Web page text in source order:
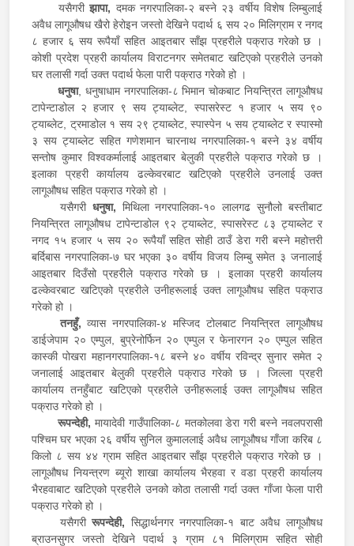
यसैगरीझापा, दमक नगरपालिका-२ बस्ने २३ वर्षीय विशेष लिम्बुलाई
अवैध लागूऔषध खैरो हेरोइन जस्तो देखिने पदार्थ ६ सय २० मिलिग्राम र नगद
८ हजार ६ सय रूपैयाँ सहित आइतबार साँझ प्रहरीले पक्राउ गरेको छ ।
कोशी प्रदेश प्रहरी कार्यालय विराटनगर समेतबाट खटिएको प्रहरीले उनको
घर तलासी गर्दा उक्त पदार्थ फेला पारी पक्राउ गरेको हो ।
धनुषा, धनुषाधाम नगरपालिका-८ भिमान चोकबाट नियन्त्रित लागूऔषध
टापेन्टाडोल २ हजार ९ सय ट्याब्लेट, स्पासरेस्ट १ हजार ५ सय ९०
ट्याब्लेट, ट्रमाडोल १ सय २९ ट्याब्लेट, स्पास्पेन ५ सय ट्याब्लेट र स्पास्मो
३ सय ट्याब्लेट सहित गणेशमान चारनाथ नगरपालिका-१ बस्ने ३४ वर्षीय
सन्तोष कुमार विश्वकर्मालाई आइतबार बेलुकी प्रहरीले पक्राउ गरेको छ ।
इलाका प्रहरी कार्यालय ढल्केवरबाट खटिएको प्रहरीले उनलाई उक्त
लागूऔषध सहित पक्राउ गरेको हो ।
यसैगरी धनुषा, मिथिला नगरपालिका-१० लालगढ सुनौलो बस्तीबाट
नियन्त्रित लागूऔषध टापेन्टाडोल ९२ ट्याब्लेट, स्पासरेस्ट ८३ ट्याब्लेट र
नगद १५ हजार ५ सय २० रूपैयाँ सहित सोही ठाउँ डेरा गरी बस्ने महोत्तरी
बर्दिबास नगरपालिका-७ घर भएका ३० वर्षीय विजय लिम्बु समेत ३ जनालाई
आइतबार दिउँसो प्रहरीले पक्राउ गरेको छ । इलाका प्रहरी कार्यालय
ढल्केवरबाट खटिएको प्रहरीले उनीहरूलाई उक्त लागूऔषध सहित पक्राउ
गरेको हो ।
तनहुँ,व्यास नगरपालिका-४ मस्जिद टोलबाट नियन्त्रित लागूऔषध
डाईजेपाम २० एम्पुल, बुप्रेनोर्फिन २० एम्पुल र फेनारगन २० एम्पुल सहित
कास्की पोखरा महानगरपालिका-१८ बस्ने ४० वर्षीय रविन्द्र सुनार समेत २
जनालाई आइतबार बेलुकी प्रहरीले पक्राउ गरेको छ । जिल्ला प्रहरी
कार्यालय तनहुँबाट खटिएको प्रहरीले उनीहरूलाई उक्त लागूऔषध सहित
पक्राउ गरेको हो ।
रूपन्देही, मायादेवी गाउँपालिका-८ मतकोलवा डेरा गरी बस्ने नवलपरासी
पश्चिम घर भएका २६ वर्षीय सुनिल कुमाललाई अवैध लागूऔषध गाँजा करिब ८
किलो ८ सय ४४ ग्राम सहित आइतबार साँझ प्रहरीले पक्राउ गरेको छ ।
लागूऔषध नियन्त्रण ब्यूरो शाखा कार्यालय भैरहवा र वडा प्रहरी कार्यालय
भैरहवाबाट खटिएको प्रहरीले उनको कोठा तलासी गर्दा उक्त गाँजा फेला पारी
पक्राउ गरेको हो ।
यसैगरीरूपन्देही, सिद्धार्थनगर नगरपालिका-१ बाट अवैध लागूऔषध
ब्राउनसुगर जस्तो देखिने पदार्थ ३ ग्राम ८१ मिलिग्राम सहित सोही